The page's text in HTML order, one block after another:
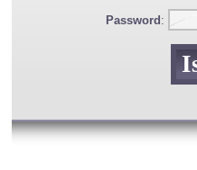
Password :